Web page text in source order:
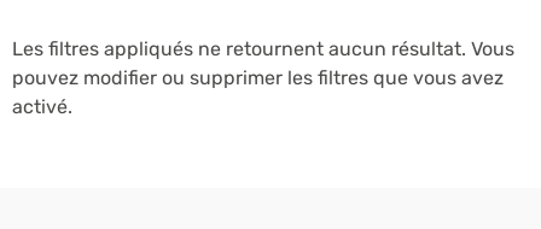
Les filtres appliqués ne retournent aucun résultat. Vous
pouvez modifier ou supprimer les filtres que vous avez
activé.